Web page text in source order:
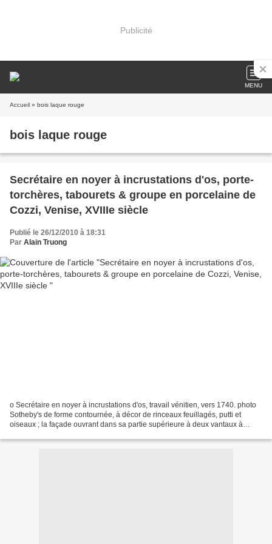
Publicité
MENU
Accueil » bois laque rouge
bois laque rouge
Secrétaire en noyer à incrustations d'os, porte-
torchères, tabourets & groupe en porcelaine de
Cozzi, Venise, XVIIIe siècle
Publié le 26/12/2010 à 18:31
Par Alain Truong
o Secrétaire en noyer à incrustations d'os, travail vénitien, vers 1740. photo
Sotheby's de forme contournée, à décor de rinceaux feuillagés, putti et
oiseaux ; la façade ouvrant dans sa partie supérieure à deux vantaux à